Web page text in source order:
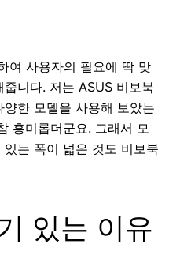
여 사용자의 필요에 딱 맞
니다. 저는 ASUS 비보북
한 모델을 사용해 보았는
흥미롭더군요. 그래서 모
는 폭이 넓은 것도 비보북
있는 이유